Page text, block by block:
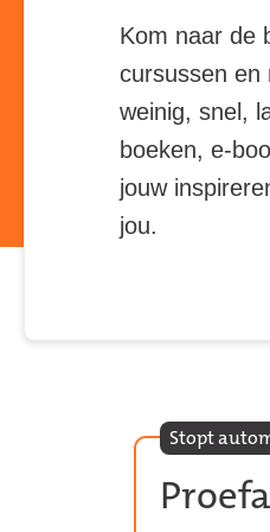
Kom naar de
cursussen en
weinig, snel,
boeken, e-
jouw
jou.
Stopt